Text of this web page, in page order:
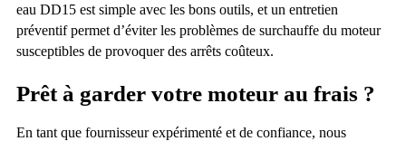
eau DD15 est simple avec les bons outils, et un entretien
préventif permet d’éviter les problèmes de surchauffe du moteur
susceptibles de provoquer des arrêts coûteux.
Prêt à garder votre moteur au frais ?
En tant que fournisseur expérimenté et de confiance, nous